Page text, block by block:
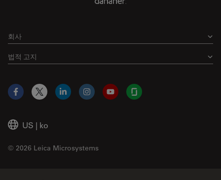
회사
법적 고지
US | ko
© 2026 Leica Microsystems
Facebook
X LinkedInInstagramYouTubeGlassdoor